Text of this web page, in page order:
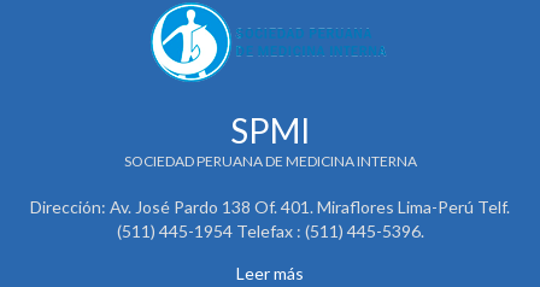
SPMI
SOCIEDAD PERUANA DE MEDICINA INTERNA
Dirección: Av. José Pardo 138 Of. 401. Miraflores Lima-Perú Telf.
(511) 445-1954 Telefax : (511) 445-5396.
Leer más